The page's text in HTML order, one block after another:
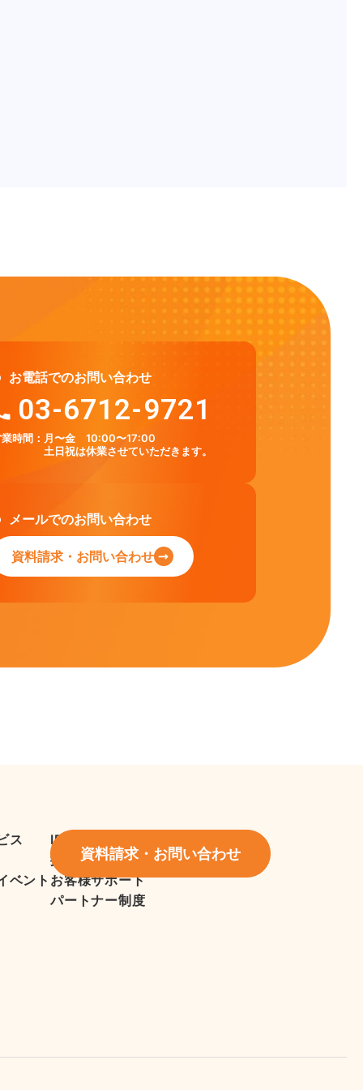
お電話でのお問い合わせ
03-6712-9721
時間： 月〜金 10:00〜17:00
土日祝は休業させていただきます。
メールでのお問い合わせ
資料請求・お問い合わせ
ス
ベント
IR情報
採用情報
お客様サポート
パートナー制度
資料請求・お問い合わせ